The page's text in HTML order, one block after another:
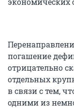
погашение
отрицательно
отдельных
в связи с тем,
одними из